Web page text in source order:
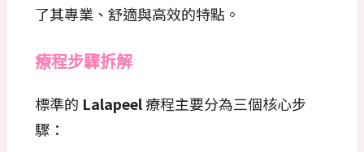
了其專業、舒適與高效的特點。
療程步驟拆解
標準的 Lalapeel療程主要分為三個核心步
驟：